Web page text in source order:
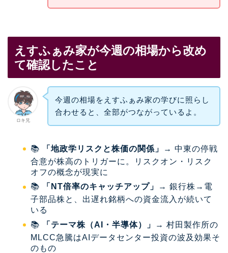
えすふぁみ家が今週の相場から改め
て確認したこと
ロキ兄
今週の相場をえすふぁみ家の学びに照らし
合わせると、全部がつながっているよ。
📚 「地政学リスクと株価の関係」
→ 中東の停戦
合意が株高のトリガーに。リスクオン・リスク
オフの概念が現実に
📚
「NT倍率のキャッチアップ」
→ 銀行株→電
子部品株と、出遅れ銘柄への資金流入が続いて
いる
📚
「テーマ株（AI・半導体）」
→ 村田製作所の
MLCC急騰はAIデータセンター投資の波及効果そ
のもの